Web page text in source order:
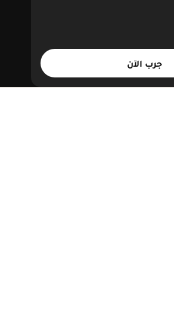
جرب الآن